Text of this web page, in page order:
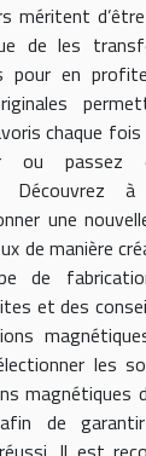
méritent
de les
pour en
chaque
ou passez
Découvrez
une
de manière
de
et des
les
magnétiques
afin de